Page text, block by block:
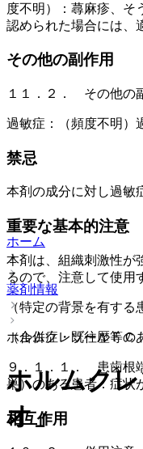
度不明）：蕁麻疹、そ
認められた場合には、
その他の副作用
１１．２． その他の
過敏症：（頻度不明）
禁忌
本剤の成分に対し過敏
重要な基本的注意
本剤は、組織刺激性が
るので、注意して使用
（特定の背景を有する
（合併症・既往歴等の
９．１．１． 患歯根
巣）のある患者：症状
相互作用
ホーム
薬剤情報
ホルムクレゾールＦＣ
ホルムク
オ」